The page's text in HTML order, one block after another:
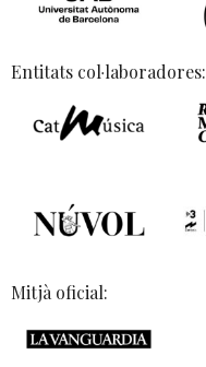
Entitats col·laboradores:
Mitjà oficial: